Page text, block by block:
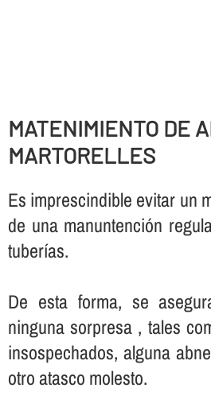
MATENIMIENTO DE
MARTORELLES
Es imprescindible evitar un
de una manuntención
tuberí­as.
De esta forma, se
ninguna sorpresa , tales
insospechados, alguna
otro atasco molesto.